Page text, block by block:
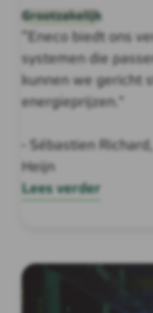
Grootzakelijk
“Eneco biedt ons
systemen die
kunnen we gericht
energieprijzen."
- Sébastien
Heijn
Lees verder